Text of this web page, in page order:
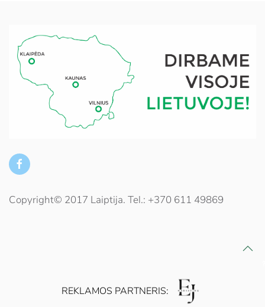
Copyright© 2017 Laiptija. Tel.: +370 611 49869
REKLAMOS PARTNERIS: